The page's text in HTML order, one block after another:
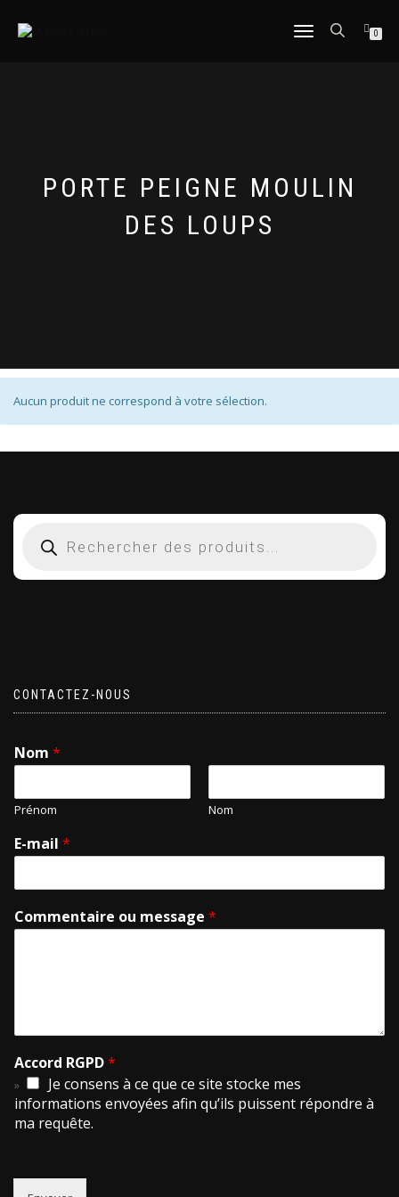
DÉPLIER
0
PORTE PEIGNE MOULIN
DES LOUPS
Aucun produit ne correspond à votre sélection.
CONTACTEZ-NOUS
Nom *
Prénom Nom
E-mail *
Commentaire ou message *
Accord RGPD*
Je consens à ce que ce site stocke mes
informations envoyées afin qu’ils puissent répondre à
ma requête.